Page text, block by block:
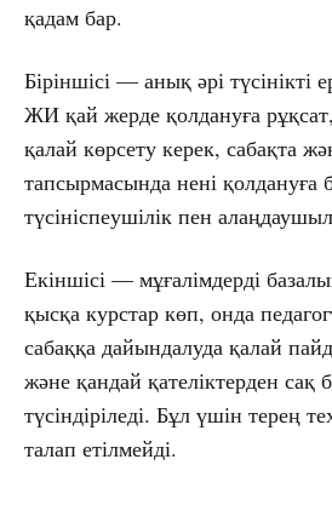
қадам бар.
Біріншісі — анық әрі түсінікті
ЖИ қай жерде қолдануға
қалай көрсету керек, сабақта
тапсырмасында нені қолдануға
түсініспеушілік пен
Екіншісі — мұғалімдерді
қысқа курстар көп, онда
сабаққа дайындалуда қалай
және қандай қателіктерден сақ
түсіндіріледі. Бұл үшін терең
талап етілмейді.